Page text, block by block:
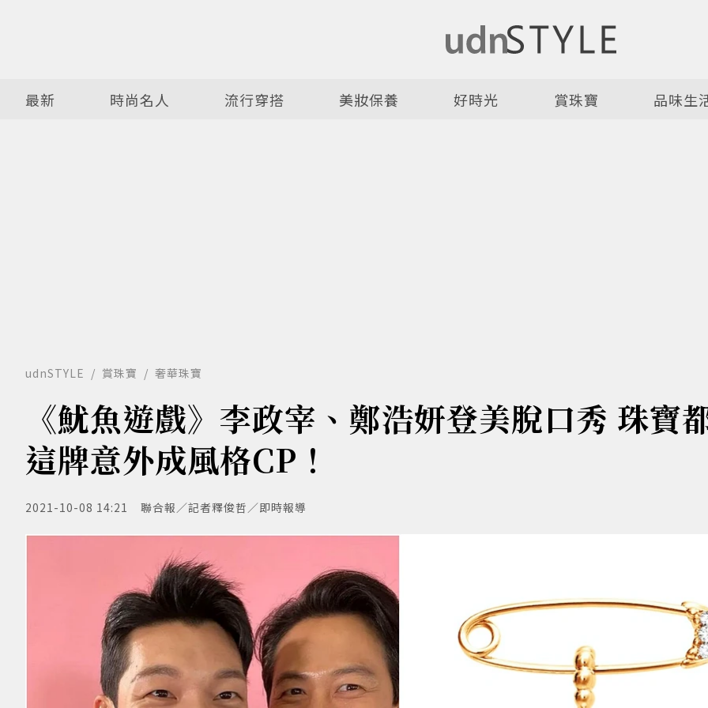
最新 時尚名人 流行穿搭 美妝保養 好時光 賞珠寶 品味生
udnSTYLE 賞珠寶 奢華珠寶
《魷魚遊戲》李政宰、鄭浩妍登美脫口秀 珠寶
這牌意外成風格CP！
2021-10-08 14:21 聯合報／記者釋俊哲／即時報導